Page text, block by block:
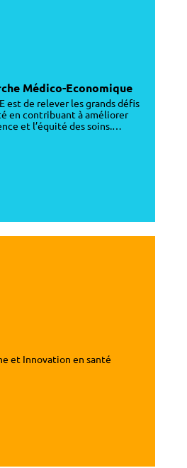
Médico-Economique
est de relever les grands défis
en contribuant à améliorer
et l’équité des soins.…
et Innovation en santé